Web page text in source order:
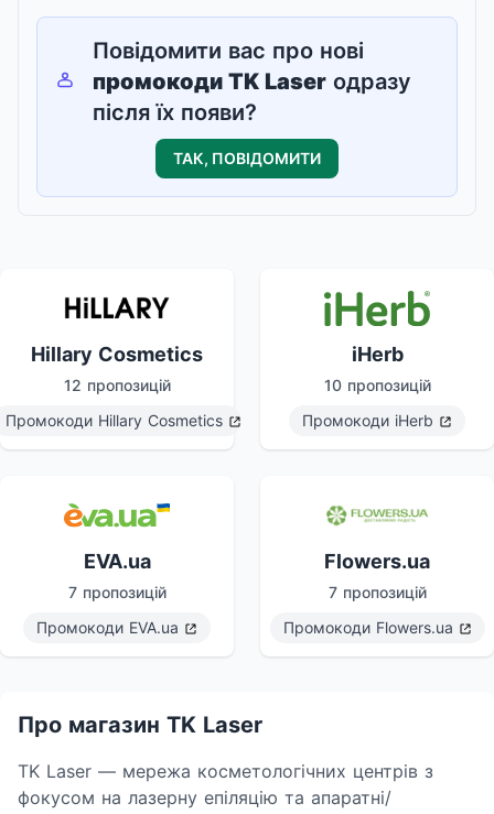
Повідомити вас про нові
промокодиTK Laser одразу
після їх появи?
ТАК, ПОВІДОМИТИ
Hillary Cosmetics
12 пропозицій
Промокоди Hillary Cosmetics
iHerb
10 пропозицій
Промокоди iHerb
EVA.ua
7 пропозицій
Промокоди EVA.ua
Flowers.ua
7 пропозицій
Промокоди Flowers.ua
Про магазин TK Laser
TK Laser — мережа косметологічних центрів з
фокусом на лазерну епіляцію та апаратні/